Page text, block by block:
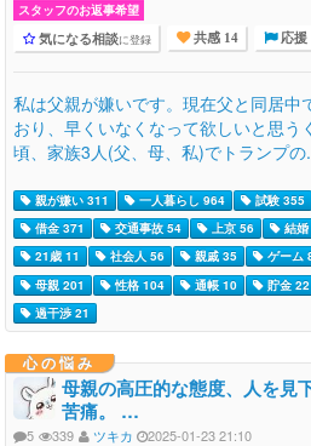
スタッフのお返事希望
気になる相談に登録 共感 14 応援
私は父親が嫌いです。現在父と同居中
おり、早くいなくなって欲しいと思う
頃、家族3人(父、母、私)でトランプの
親が嫌い 311 一人暮らし 964 試験 355
借金 371
交通事故 54 上京 56 結婚
21歳 11
社会人 56 親戚 35 ゲーム
母親 201
性格 104 通帳 10 貯金 22
過干渉 21
心の悩み
母親の高圧的な態度、人を見
苦痛。 …
5 339 ツキカ 2025-01-23 21:10